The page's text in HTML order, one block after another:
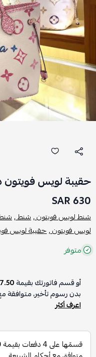
حقيبة لويس فويتون
630 SAR
شنط لويس فويتون ,شنط ,
لويس فويتون ,حقيبة لويس
متوفر
أو قسم فاتورتك بقيمة
بدون رسوم تأخير، متوافقة
اعرف أكثر